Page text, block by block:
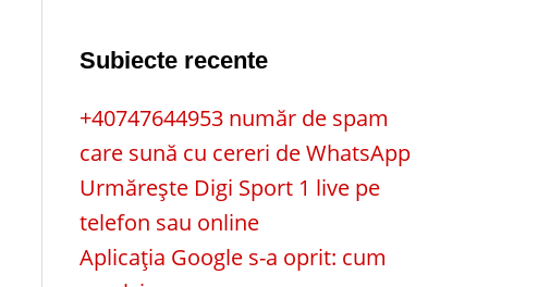
Subiecte recente
+40747644953 număr de spam
care sună cu cereri de WhatsApp
Urmărește Digi Sport 1 live pe
telefon sau online
Aplicația Google s-a oprit: cum